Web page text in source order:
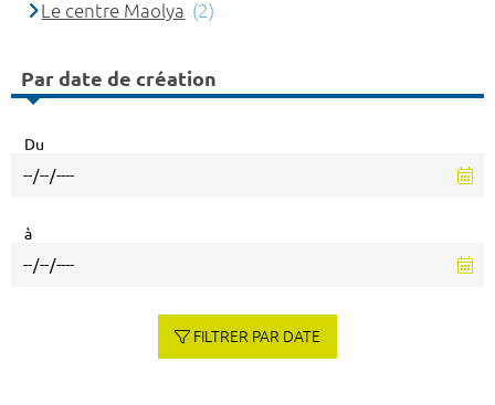
Le centre Maolya (2)
Par date de création
Du
à
FILTRER PAR DATE